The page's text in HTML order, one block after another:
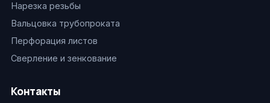
Нарезка резьбы
Вальцовка трубопроката
Перфорация листов
Сверление и зенкование
Контакты